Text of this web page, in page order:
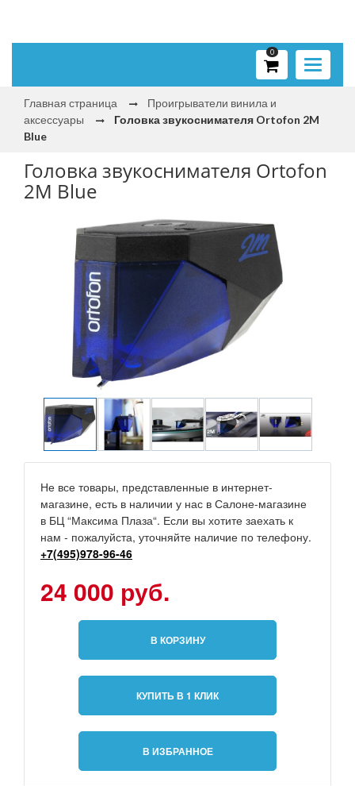
Toggle
0
Главная страница
Проигрыватели винила и
аксессуары
Головка звукоснимателя Ortofon 2M
Blue
Головка звукоснимателя Ortofon
2M Blue
Не все товары, представленные в интернет-
магазине, есть в наличии у нас в Салоне-магазине
в БЦ “Максима Плаза“. Если вы хотите заехать к
нам - пожалуйста, уточняйте наличие по телефону.
+7(495)978-96-46
24 000 руб.
В КОРЗИНУ
КУПИТЬ В 1 КЛИК
В ИЗБРАННОЕ